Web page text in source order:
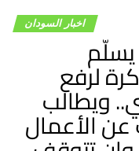
اخبار السودان
يسلّم
لرفع
ويطالب
عن الأعمال